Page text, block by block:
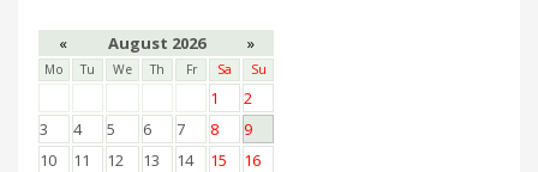
« August 2026 »
Mo Tu We Th Fr Sa Su
1
2
3
4 5 6 7 8
9
10
11 12 13 14 15
16